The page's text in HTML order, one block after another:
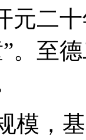
元二
。至
模，